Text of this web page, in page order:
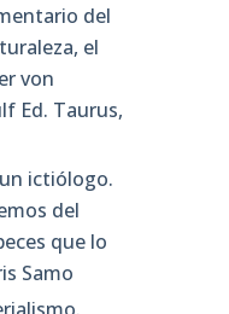
del
el
von
Ed. Taurus,
ictiólogo.
del
que lo
Samo